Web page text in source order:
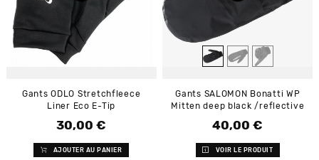
Gants ODLO Stretchfleece
Liner Eco E-Tip
Prix
30,00 €
AJOUTER AU PANIER
Gants SALOMON Bonatti WP
Mitten deep black /reflective
Prix
40,00 €
VOIR LE PRODUIT